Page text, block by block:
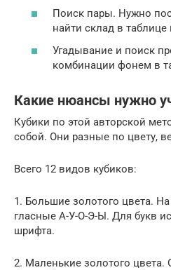
Поиск пары. Нужно
найти склад в таблице
Угадывание и поиск
комбинации фонем в
Какие нюансы нужно
Кубики по этой авторской
собой. Они разные по цвету,
Всего 12 видов кубиков:
1. Большие золотого цвета.
гласные А-У-О-Э-Ы. Для букв
шрифта.
2. Маленькие золотого